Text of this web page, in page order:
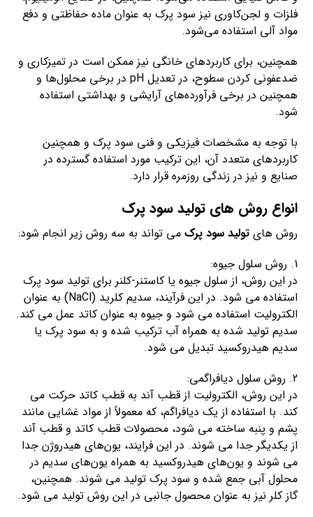
فلزات و لجن‌کاوری نیز سود پرک به عنوان ماده حفاظتی و دفع
مواد آلی استفاده می‌شود.
همچنین، برای کاربردهای خانگی نیز ممکن است در تمیزکاری و
ضدعفونی کردن سطوح، در تعدیل pH در برخی محلول‌ها و
همچنین در برخی فرآورده‌های آرایشی و بهداشتی استفاده
شود.
با توجه به مشخصات فیزیکی و فنی سود پرک و همچنین
کاربردهای متعدد آن، این ترکیب مورد استفاده گسترده در
صنایع و نیز در زندگی روزمره قرار دارد.
انواع روش های تولید سود پرک
روش هایتولید سود پرک می تواند به سه روش زیر انجام شود:
1. روش سلول جیوه:
در این روش، از سلول جیوه یا کاستنر-کلنر برای تولید سود پرک
استفاده می شود. در این فرآیند، سدیم کلرید (NaCl) به عنوان
الکترولیت استفاده می شود و جیوه به عنوان کاتد عمل می کند.
سدیم تولید شده به همراه آب ترکیب شده و به سود پرک یا
سدیم هیدروکسید تبدیل می شود.
2. روش سلول دیافراگمی:
در این روش، الکترولیت از قطب آند به قطب کاتد حرکت می
کند. با استفاده از یک دیافراگم، که معمولاً از مواد غشایی مانند
پشم و پنبه ساخته می شود، محصولات قطب کاتد و قطب آند
از یکدیگر جدا می شوند. در این فرایند، یون‌های هیدروژن جدا
می شوند و یون‌های هیدروکسید به همراه یون‌های سدیم در
محلول آبی جمع شده و سود پرک تولید می شوند. همچنین،
گاز کلر نیز به عنوان محصول جانبی در این روش تولید می شود.